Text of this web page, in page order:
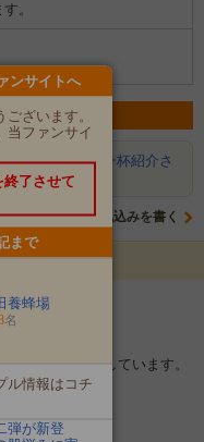
。
たったら精一杯紹介さ
て…
意気込みを書く
、
名様を大募集しています。
ンサイトへ
ざいます。
当ファンサイ
了させて
まで
養蜂場
名
ル情報はコチ
弾が新登